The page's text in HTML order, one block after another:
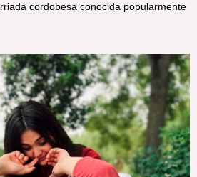
cordobesa conocida popularmente